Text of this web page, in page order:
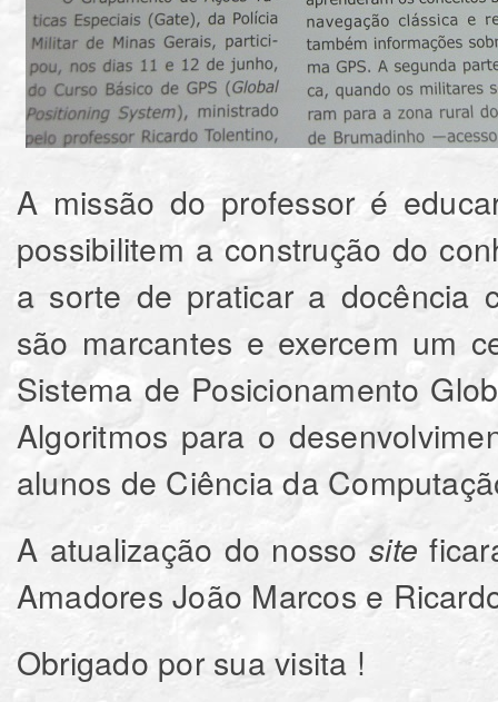
A missão do professor é
possibilitem a construção do
a sorte de praticar a docência
são marcantes e exercem um
Sistema de Posicionamento
Algoritmos para o
alunos de Ciência da
A atualização do nossosite
Amadores João Marcos e
Obrigado por sua visita !